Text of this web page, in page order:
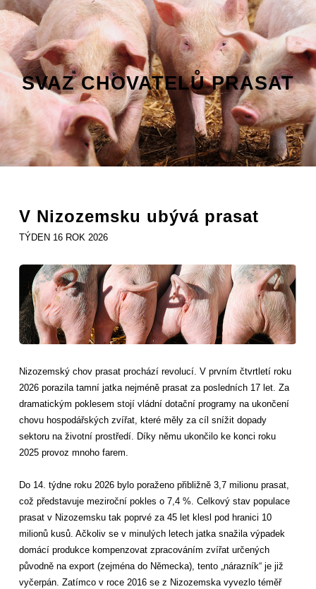
SVAZ CHOVATELŮ PRASAT
V Nizozemsku ubývá prasat
TÝDEN 16 ROK 2026
Nizozemský chov prasat prochází revolucí. V prvním čtvrtletí roku
2026 porazila tamní jatka nejméně prasat za posledních 17 let. Za
dramatickým poklesem stojí vládní dotační programy na ukončení
chovu hospodářských zvířat, které měly za cíl snížit dopady
sektoru na životní prostředí. Díky němu ukončilo ke konci roku
2025 provoz mnoho farem.
Do 14. týdne roku 2026 bylo poraženo přibližně 3,7 milionu prasat,
což představuje meziroční pokles o 7,4 %. Celkový stav populace
prasat v Nizozemsku tak poprvé za 45 let klesl pod hranici 10
milionů kusů. Ačkoliv se v minulých letech jatka snažila výpadek
domácí produkce kompenzovat zpracováním zvířat určených
původně na export (zejména do Německa), tento „nárazník“ je již
vyčerpán. Zatímco v roce 2016 se z Nizozemska vyvezlo téměř